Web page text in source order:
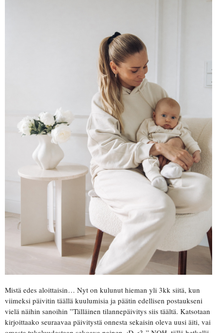
Mistä edes aloittaisin… Nyt on kulunut hieman yli 3kk siitä, kun
viimeksi päivitin täällä kuulumisia ja päätin edellisen postaukseni
vielä näihin sanoihin ”Tälläinen tilannepäivitys siis täältä. Katsotaan
kirjoittaako seuraavaa päivitystä onnesta sekaisin oleva uusi äiti, vai